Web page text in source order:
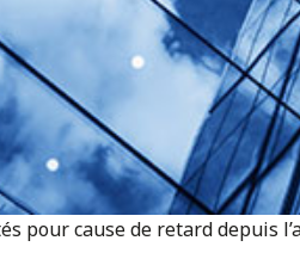
pour cause de retard depuis